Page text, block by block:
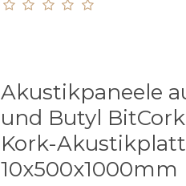
Akustikpaneele
und Butyl
Kork-
10x500x1000mm